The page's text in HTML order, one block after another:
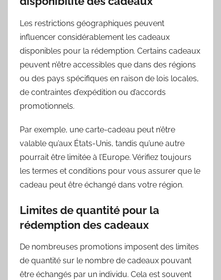
Les restrictions géographiques peuvent
influencer considérablement les cadeaux
disponibles pour la rédemption. Certains cadeaux
peuvent n’être accessibles que dans des régions
ou des pays spécifiques en raison de lois locales,
de contraintes d’expédition ou d’accords
promotionnels.
Par exemple, une carte-cadeau peut n’être
valable qu’aux États-Unis, tandis qu’une autre
pourrait être limitée à l’Europe. Vérifiez toujours
les termes et conditions pour vous assurer que le
cadeau peut être échangé dans votre région.
Limites de quantité pour la
rédemption des cadeaux
De nombreuses promotions imposent des limites
de quantité sur le nombre de cadeaux pouvant
être échangés par un individu. Cela est souvent